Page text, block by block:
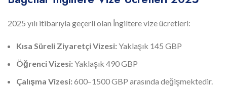
2025 yılı itibarıyla geçerli olan İngiltere vize ücretleri:
Kısa Süreli Ziyaretçi Vizesi:Yaklaşık 145 GBP
Öğrenci Vizesi:Yaklaşık 490 GBP
Çalışma Vizesi:600–1500 GBP arasında değişmektedir.